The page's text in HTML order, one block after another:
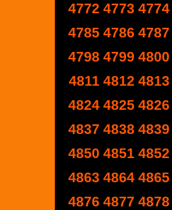
4772 4773 4774
4785 4786 4787
4798 4799 4800
4811 4812 4813
4824 4825 4826
4837 4838 4839
4850 4851 4852
4863 4864 4865
4876 4877 4878